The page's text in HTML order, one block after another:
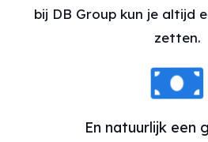
bij DB Group kun je altijd
zetten.
En natuurlijk een